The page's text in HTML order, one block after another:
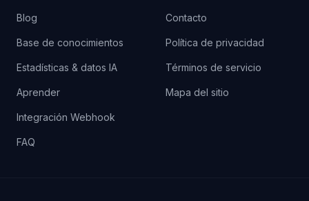
Blog
Base de conocimientos
Estadísticas & datos IA
Aprender
Integración Webhook
FAQ
Contacto
Política de privacidad
Términos de servicio
Mapa del sitio